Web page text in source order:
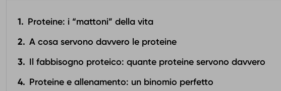
Proteine: i “mattoni” della vita
A cosa servono davvero le proteine
Il fabbisogno proteico: quante proteine servono davvero
Proteine e allenamento: un binomio perfetto